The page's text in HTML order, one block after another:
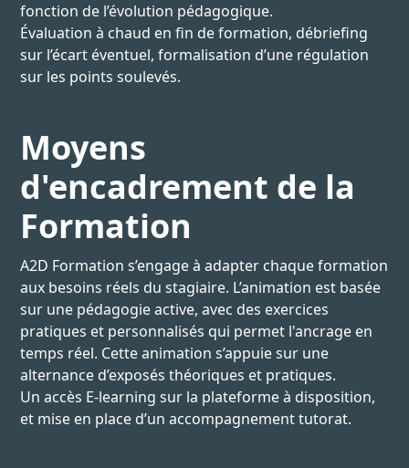
fonction de l’évolution pédagogique.
Évaluation à chaud en fin de formation, débriefing
sur l’écart éventuel, formalisation d’une régulation
sur les points soulevés.
Moyens
d'encadrement de la
Formation
A2D Formation s’engage à adapter chaque formation
aux besoins réels du stagiaire. L’animation est basée
sur une pédagogie active, avec des exercices
pratiques et personnalisés qui permet l'ancrage en
temps réel. Cette animation s’appuie sur une
alternance d’exposés théoriques et pratiques.
Un accès E-learning sur la plateforme à disposition,
et mise en place d’un accompagnement tutorat.